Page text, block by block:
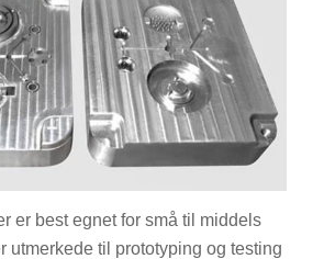
er best egnet for små til middels
utmerkede til prototyping og testing